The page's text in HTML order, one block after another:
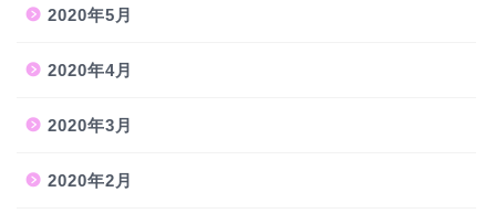
2020年5月
2020年4月
2020年3月
2020年2月